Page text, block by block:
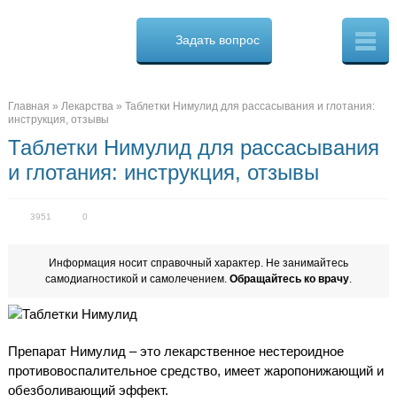
Cure.ru
в
спине
Задать вопрос
Главная » Лекарства» Таблетки Нимулид для рассасывания и глотания:
инструкция, отзывы
Таблетки Нимулид для рассасывания
и глотания: инструкция, отзывы
3951 0
Информация носит справочный характер. Не занимайтесь
самодиагностикой и самолечением. Обращайтесь ко врачу.
Препарат Нимулид – это лекарственное нестероидное
противовоспалительное средство, имеет жаропонижающий и
обезболивающий эффект.